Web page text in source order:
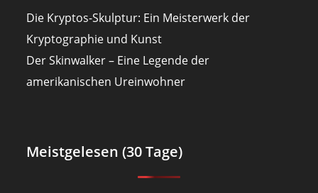
Die Kryptos-Skulptur: Ein Meisterwerk der
Kryptographie und Kunst
Der Skinwalker – Eine Legende der
amerikanischen Ureinwohner
Meistgelesen (30 Tage)